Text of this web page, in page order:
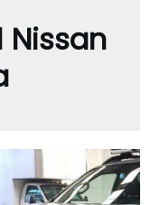
Nissan